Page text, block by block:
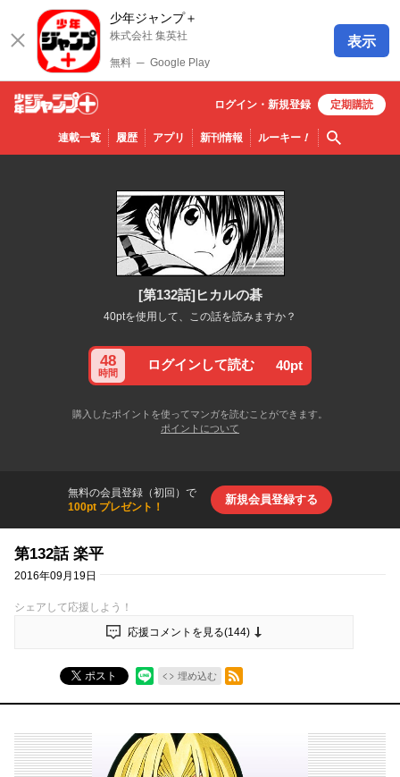
少年ジャンプ＋
株式会社 集英社
無料 ─ Google Play
表示
少年ジ
ャンプ
連載一覧 履歴 アプリ 新刊情報 ルーキー！ 検索
ログイン・ 新規登録 定期購読
[第132話]ヒカルの碁
40ptを使用して、この話を読みますか？
48
時間
ログインして読む 40pt
購入したポイントを使ってマンガを読むことができます。
ポイントについて
無料の会員登録（初回）で
100pt プレゼント！
新規会員登録する
第132話 楽平
2016年09月19日
シェアして応援しよう！
応援コメントを見る(144)
ポスト 埋め込む
RSSフィード